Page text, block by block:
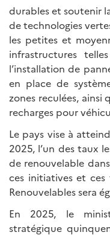
durables et soutenir
de technologies
les petites et
infrastructures
l’installation de
en place de
zones reculées,
recharges pour
Le pays vise à
2025, l’un des taux
de renouvelable
ces initiatives et ces
Renouvelables sera
En 2025, le
stratégique